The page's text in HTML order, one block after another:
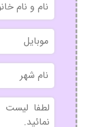
و
نام
خانوادگی
موبایل
نام
شهر
بدون
عنوان